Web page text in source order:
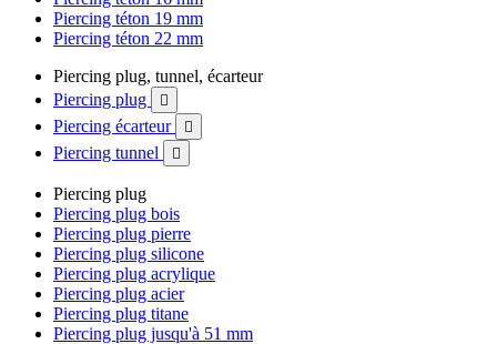
Piercing téton 19 mm
Piercing téton 22 mm
Piercing plug, tunnel, écarteur
Piercing plug

Piercing écarteur 
Piercing tunnel 
Piercing plug
Piercing plug bois
Piercing plug pierre
Piercing plug silicone
Piercing plug acrylique
Piercing plug acier
Piercing plug titane
Piercing plug jusqu'à 51 mm